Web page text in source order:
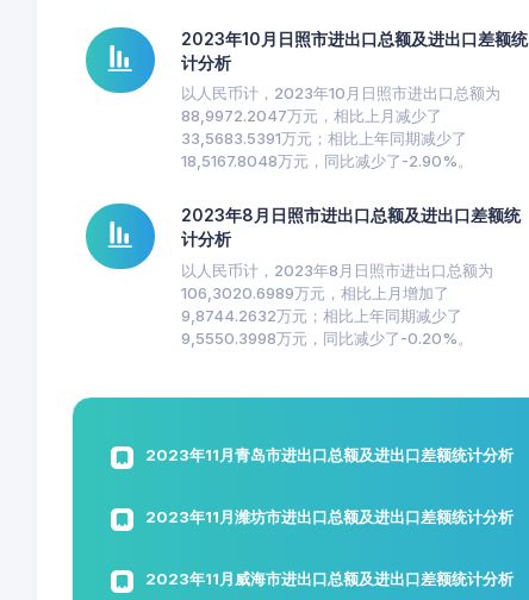
2023年10月日照市进出口总额及进出口差额统
计分析
以人民币计，2023年10月日照市进出口总额为
88,9972.2047万元，相比上月减少了
33,5683.5391万元；相比上年同期减少了
18,5167.8048万元，同比减少了-2.90%。
2023年8月日照市进出口总额及进出口差额统
计分析
以人民币计，2023年8月日照市进出口总额为
106,3020.6989万元，相比上月增加了
9,8744.2632万元；相比上年同期减少了
9,5550.3998万元，同比减少了-0.20%。
2023年11月青岛市进出口总额及进出口差额统计分析
2023年11月潍坊市进出口总额及进出口差额统计分析
2023年11月威海市进出口总额及进出口差额统计分析